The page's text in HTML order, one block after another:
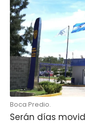
Boca Predio.
Serán días